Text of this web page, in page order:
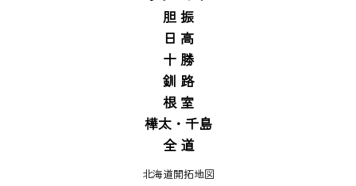
胆 振
日 高
十 勝
釧 路
根 室
樺太・千島
全 道
北海道開拓地図